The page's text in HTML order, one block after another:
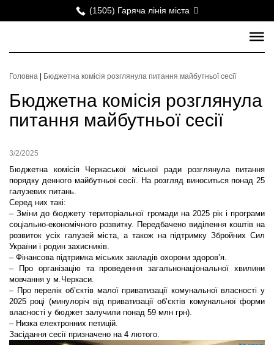
(1505) Гаряча лінія міста
Головна Бюджетна комісія розглянула питання майбутньої сесії
Бюджетна комісія розглянула
питання майбутньої сесії
3/2/2025
Бюджетна комісія Черкаської міської ради розглянула питання
порядку денного майбутньої сесії. На розгляд виноситься понад 25
галузевих питань.
Серед них такі:
– Зміни до бюджету територіальної громади на 2025 рік і програми
соціально-економічного розвитку. Передбачено виділення коштів на
розвиток усіх галузей міста, а також на підтримку Збройних Сил
України і родин захисників.
– Фінансова підтримка міських закладів охорони здоров’я.
– Про організацію та проведення загальнонаціональної хвилини
мовчання у м.Черкаси.
– Про перелік об’єктів малої приватизації комунальної власності у
2025 році (минулоріч від приватизації об’єктів комунальної форми
власності у бюджет залучили понад 59 млн грн).
– Низка електронних петицій.
Засідання сесії призначено на 4 лютого.